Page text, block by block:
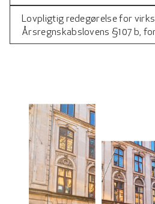
Lovpligtig redegørelse for
Årsregnskabslovens §107 b, for